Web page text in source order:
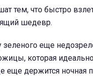
тем, что быстро
шедевр.
еще
которая
еще держится ночная